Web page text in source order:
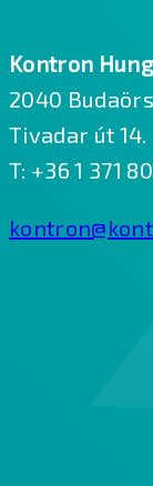
Kontron
2040
Tivadar út 14.
T: +36 1 371